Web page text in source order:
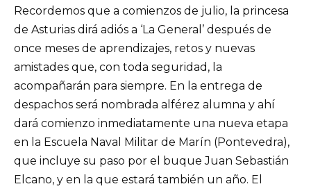
Recordemos que a comienzos de julio, la princesa
de Asturias dirá adiós a ‘La General’ después de
once meses de aprendizajes, retos y nuevas
amistades que, con toda seguridad, la
acompañarán para siempre. En la entrega de
despachos será nombrada alférez alumna y ahí
dará comienzo inmediatamente una nueva etapa
en la Escuela Naval Militar de Marín (Pontevedra),
que incluye su paso por el buque Juan Sebastián
Elcano, y en la que estará también un año. El